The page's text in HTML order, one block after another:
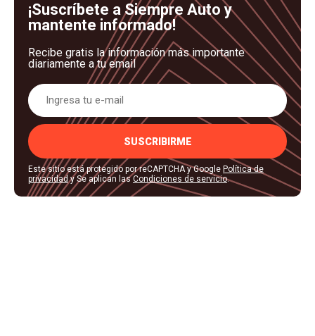
¡Suscríbete a Siempre Auto y
mantente informado!
Recibe gratis la información más importante
diariamente a tu email
SUSCRIBIRME
Este sitio está protegido por reCAPTCHA y Google Política de
privacidady Se aplican lasCondiciones de servicio.